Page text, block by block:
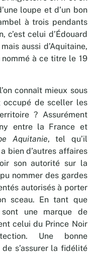
loupe et d’un bon
à trois pendants
c’est celui d’Édouard
aussi d’Aquitaine,
à ce titre le 19
connaît mieux sous
occupé de sceller les
? Assurément
entre la France et
Aquitanie, tel qu’il
bien d’autres affaires
son autorité sur la
nommer des gardes
autorisés à porter
sceau. En tant que
une marque de
celui du Prince Noir
Une bonne
s’assurer la fidélité